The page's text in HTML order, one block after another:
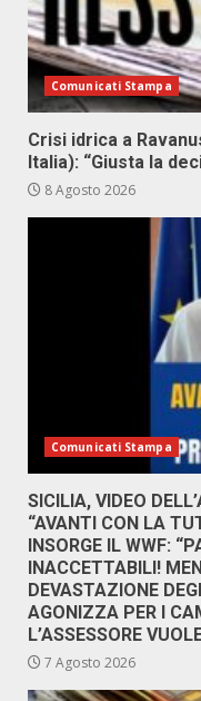
Comunicati Stampa
Crisi idrica a
Italia): “Giusta la
8 Agosto 2026
Comunicati Stampa
SICILIA, VIDEO
“AVANTI CON LA
INSORGE IL WWF:
INACCETTABILI!
DEVASTAZIONE
AGONIZZA PER I
L’ASSESSORE
7 Agosto 2026